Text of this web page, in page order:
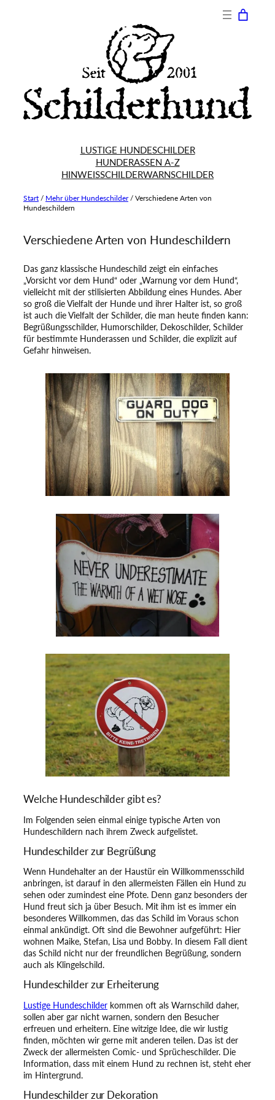
LUSTIGE HUNDESCHILDER
HUNDERASSEN A-Z
HINWEISSCHILDERWARNSCHILDER
Start / Mehr über Hundeschilder/ Verschiedene Arten von
Hundeschildern
Verschiedene Arten von Hundeschildern
Das ganz klassische Hundeschild zeigt ein einfaches
„Vorsicht vor dem Hund“ oder „Warnung vor dem Hund“,
vielleicht mit der stilisierten Abbildung eines Hundes. Aber
so groß die Vielfalt der Hunde und ihrer Halter ist, so groß
ist auch die Vielfalt der Schilder, die man heute finden kann:
Begrüßungsschilder, Humorschilder, Dekoschilder, Schilder
für bestimmte Hunderassen und Schilder, die explizit auf
Gefahr hinweisen.
Welche Hundeschilder gibt es?
Im Folgenden seien einmal einige typische Arten von
Hundeschildern nach ihrem Zweck aufgelistet.
Hundeschilder zur Begrüßung
Wenn Hundehalter an der Haustür ein Willkommensschild
anbringen, ist darauf in den allermeisten Fällen ein Hund zu
sehen oder zumindest eine Pfote. Denn ganz besonders der
Hund freut sich ja über Besuch. Mit ihm ist es immer ein
besonderes Willkommen, das das Schild im Voraus schon
einmal ankündigt. Oft sind die Bewohner aufgeführt: Hier
wohnen Maike, Stefan, Lisa und Bobby. In diesem Fall dient
das Schild nicht nur der freundlichen Begrüßung, sondern
auch als Klingelschild.
Hundeschilder zur Erheiterung
Lustige Hundeschilder kommen oft als Warnschild daher,
sollen aber gar nicht warnen, sondern den Besucher
erfreuen und erheitern. Eine witzige Idee, die wir lustig
finden, möchten wir gerne mit anderen teilen. Das ist der
Zweck der allermeisten Comic- und Sprücheschilder. Die
Information, dass mit einem Hund zu rechnen ist, steht eher
im Hintergrund.
Hundeschilder zur Dekoration